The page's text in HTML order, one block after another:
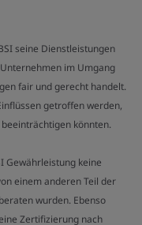
seine Dienstleistungen
im Umgang
fair und gerecht handelt.
getroffen werden,
könnten.
Gewährleistung keine
einem anderen Teil der
wurden. Ebenso
Zertifizierung nach